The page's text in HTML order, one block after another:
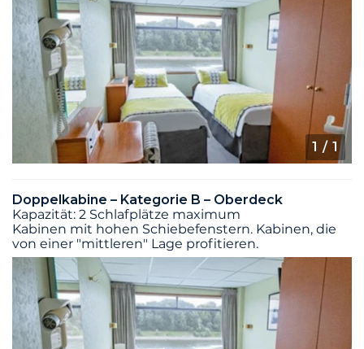
1 / 1
Doppelkabine – Kategorie B – Oberdeck
Kapazität: 2 Schlafplätze maximum
Kabinen mit hohen Schiebefenstern. Kabinen, die
von einer "mittleren" Lage profitieren.